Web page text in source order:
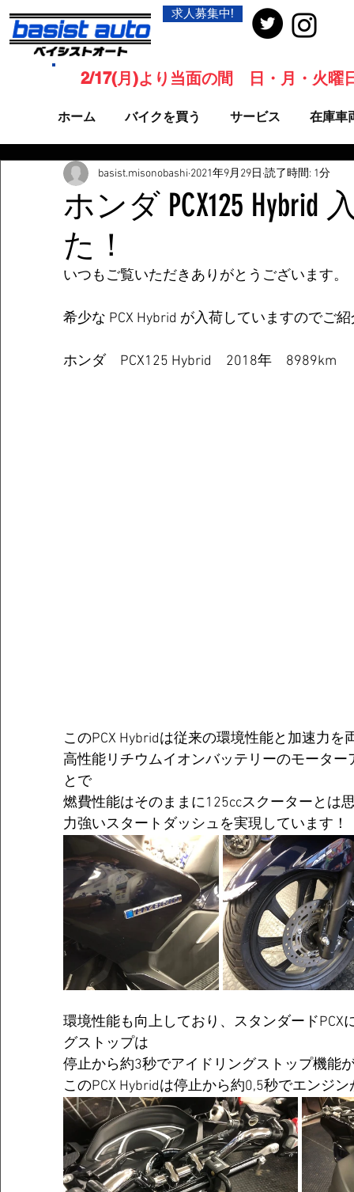
求人募集中!
ホーム バイクを買う サービス 在庫車
2/17(月)より当面の間 日・月・火曜
ホンダ PCX125 Hybrid
た！
basist.misonobashi 2021年9月29日 読了時間: 1分
いつもご覧いただきありがとうございます。
希少な PCX Hybrid が入荷していますのでご
ホンダ　PCX125 Hybrid　2018年　8989km
このPCX Hybridは従来の環境性能と加速力
高性能リチウムイオンバッテリーのモータ
とで
燃費性能はそのままに125ccスクーターとは
力強いスタートダッシュを実現しています！
環境性能も向上しており、スタンダードPCX
グストップは
停止から約3秒でアイドリングストップ機能
このPCX Hybridは停止から約0,5秒でエンジ